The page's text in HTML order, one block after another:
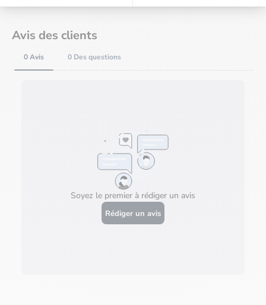
Avis des clients
0 Avis 0 Des questions
Soyez le premier à rédiger un avis
Rédiger un avis